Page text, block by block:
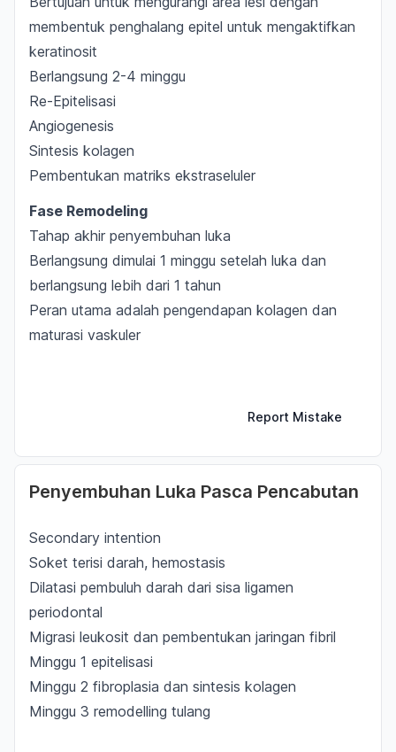
membentuk penghalang epitel untuk mengaktifkan
keratinosit
Berlangsung 2-4 minggu
Re-Epitelisasi
Angiogenesis
Sintesis kolagen
Pembentukan matriks ekstraseluler
Fase Remodeling
Tahap akhir penyembuhan luka
Berlangsung dimulai 1 minggu setelah luka dan
berlangsung lebih dari 1 tahun
Peran utama adalah pengendapan kolagen dan
maturasi vaskuler
Report Mistake
Penyembuhan Luka Pasca Pencabutan
Secondary intention
Soket terisi darah, hemostasis
Dilatasi pembuluh darah dari sisa ligamen
periodontal
Migrasi leukosit dan pembentukan jaringan fibril
Minggu 1 epitelisasi
Minggu 2 fibroplasia dan sintesis kolagen
Minggu 3 remodelling tulang